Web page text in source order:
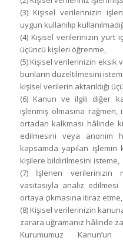
(3) Kişisel verilerinizin
uygun kullanılıp
(4) Kişisel verilerinizin yurt
üçüncü kişileri öğrenme,
(5) Kişisel verilerinizin eksik
bunların düzeltilmesini
kişisel verilerin aktarıldığı
(6) Kanun ve ilgili diğer
işlenmiş olmasına
ortadan kalkması hâlinde
edilmesini veya anonim
kapsamda yapılan işlemin
kişilere bildirilmesini isteme,
(7) İşlenen verilerinizin
vasıtasıyla analiz
ortaya çıkmasına itiraz etme,
(8) Kişisel verilerinizin
zarara uğramanız hâlinde
Kurumumuz